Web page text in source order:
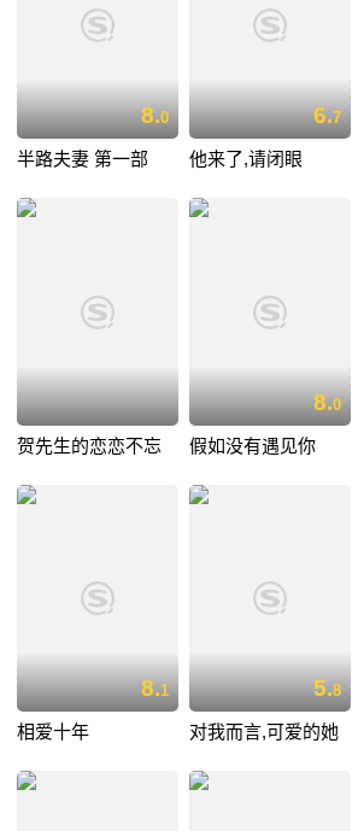
8.0
半路夫妻 第一部
6.7
他来了,请闭眼
贺先生的恋恋不忘
8.0
假如没有遇见你
8.1
相爱十年
5.8
对我而言,可爱的她